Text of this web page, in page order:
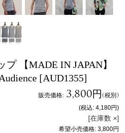
【MADE IN JAPAN】
[AUD1355]
販売価格: 3,800円(税別)
(税込: 4,180円)
[在庫数 ×]
希望小売価格: 3,800円